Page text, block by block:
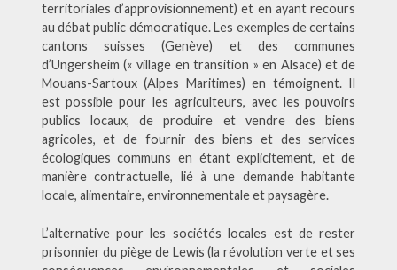
territoriales d’approvisionnement) et en ayant recours
au débat public démocratique. Les exemples de certains
cantons suisses (Genève) et des communes
d’Ungersheim (« village en transition » en Alsace) et de
Mouans-Sartoux (Alpes Maritimes) en témoignent. Il
est possible pour les agriculteurs, avec les pouvoirs
publics locaux, de produire et vendre des biens
agricoles, et de fournir des biens et des services
écologiques communs en étant explicitement, et de
manière contractuelle, lié à une demande habitante
locale, alimentaire, environnementale et paysagère.
L’alternative pour les sociétés locales est de rester
prisonnier du piège de Lewis (la révolution verte et ses